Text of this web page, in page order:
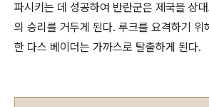
파시키는 데 성공하여 반란군은 제국을 상
의 승리를 거두게 된다. 루크를 요격하기 위
한 다스 베이더는 가까스로 탈출하게 된다.